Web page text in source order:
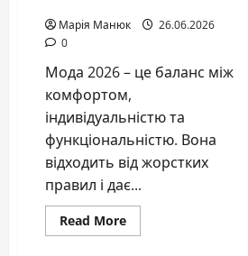
Марія Манюк
26.06.2026
0
Мода 2026 – це баланс між
комфортом,
індивідуальністю та
функціональністю. Вона
відходить від жорстких
правил і дає...
Read MoreRead
more